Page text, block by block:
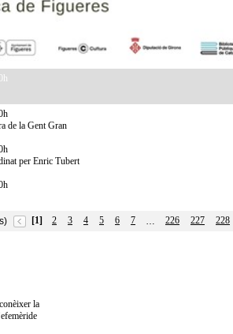
de la Gent Gran
per Enric Tubert
[1] 2 3 4 5 6 7 … 226 227
228
la